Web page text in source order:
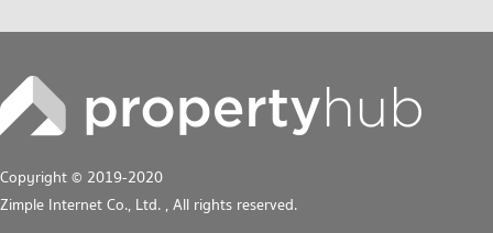
Copyright © 2019-2020
Zimple Internet Co., Ltd. , All rights reserved.